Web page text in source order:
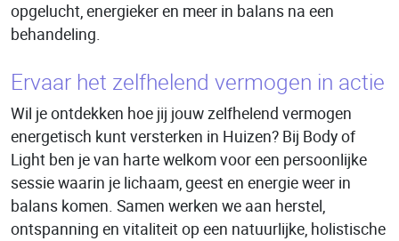
opgelucht, energieker en meer in balans na een
behandeling.
Ervaar het zelfhelend vermogen in actie
Wil je ontdekken hoe jij jouw zelfhelend vermogen
energetisch kunt versterken in Huizen? Bij Body of
Light ben je van harte welkom voor een persoonlijke
sessie waarin je lichaam, geest en energie weer in
balans komen. Samen werken we aan herstel,
ontspanning en vitaliteit op een natuurlijke, holistische